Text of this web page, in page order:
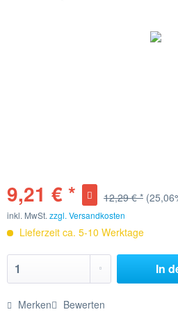
9,21 € * 12,29 € *
inkl. MwSt. zzgl. Versandkosten
Lieferzeit ca. 5-10 Werktage
In
Merken Bewerten